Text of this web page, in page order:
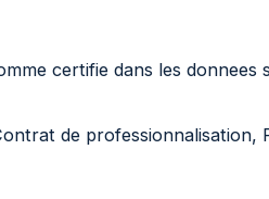
certifie dans les donnees
de professionnalisation,